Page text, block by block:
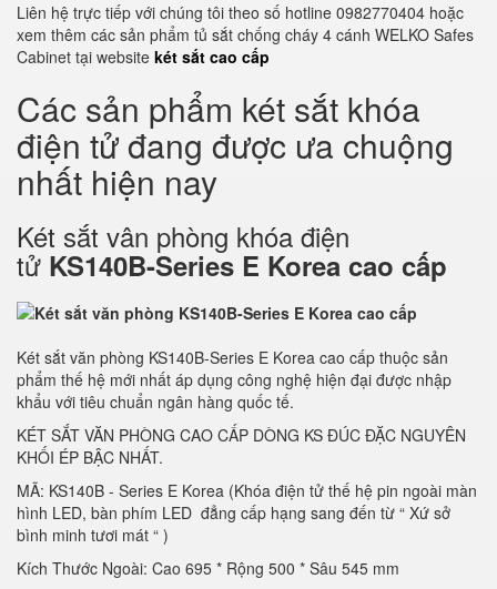
Liên hệ trực tiếp với chúng tôi theo số hotline 0982770404 hoặc
xem thêm các sản phẩm tủ sắt chống cháy 4 cánh WELKO Safes
Cabinet tại website két sắt cao cấp
Các sản phẩm két sắt khóa
điện tử đang được ưa chuộng
nhất hiện nay
Két sắt vân phòng khóa điện
tử KS140B-Series E Korea cao cấp
Két sắt văn phòng KS140B-Series E Korea cao cấp thuộc sản
phẩm thế hệ mới nhất áp dụng công nghệ hiện đại được nhập
khẩu với tiêu chuẩn ngân hàng quốc tế.
KÉT SẮT VĂN PHÒNG CAO CẤP DÒNG KS ĐÚC ĐẶC NGUYÊN
KHỐI ÉP BẬC NHẤT.
MÃ: KS140B - Series E Korea (Khóa điện tử thế hệ pin ngoài màn
hình LED, bàn phím LED đẳng cấp hạng sang đến từ “ Xứ sở
bình minh tươi mát “ )
Kích Thước Ngoài: Cao 695 * Rộng 500 * Sâu 545 mm